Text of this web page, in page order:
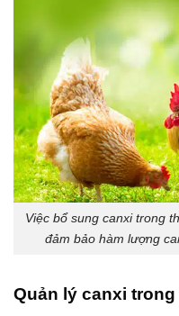
Việc bổ sung canxi trong
đảm bảo hàm lượng
Quản lý canxi